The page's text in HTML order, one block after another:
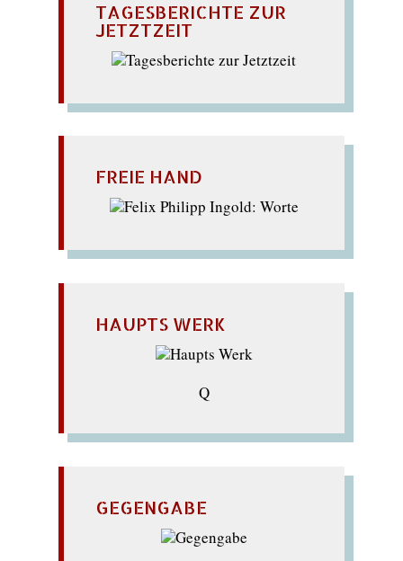
TAGESBERICHTE ZUR
JETZTZEIT
FREIE HAND
HAUPTS WERK
Q
GEGENGABE